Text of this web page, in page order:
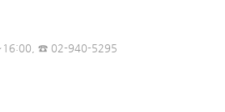
☎ 02-940-5295